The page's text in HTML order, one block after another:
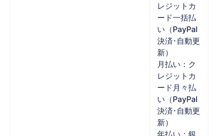
レジットカ
ード一括払
い（PayPal
決済･自動更
新）
月払い：ク
レジットカ
ード月々払
い（PayPal
決済･自動更
新）